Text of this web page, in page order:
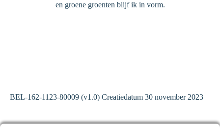
en groene groenten blijf ik in vorm.
BEL-162-1123-80009 (v1.0) Creatiedatum 30 november 2023